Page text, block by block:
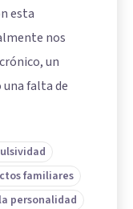
esta
nos
un
falta de
familiares
personalidad